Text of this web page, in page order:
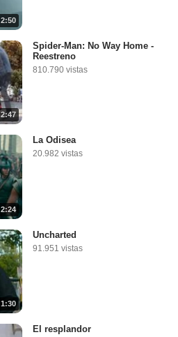
2:50
2:47
Spider-Man: No Way Home -
Reestreno
810.790 vistas
2:24
La Odisea
20.982 vistas
1:30
Uncharted
91.951 vistas
El resplandor